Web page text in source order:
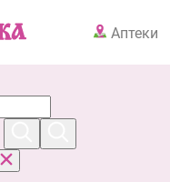
Аптеки